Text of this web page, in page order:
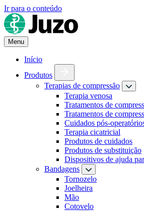
Ir para o conteúdo
Menu
Início
Produtos
Terapias de compressão
Terapia venosa
Tratamentos de
Tratamentos de
Cuidados pós-
Terapia cicatricial
Produtos de cuidados
Produtos de substituição
Dispositivos de ajuda
Bandagens
Tornozelo
Joelheira
Mão
Cotovelo